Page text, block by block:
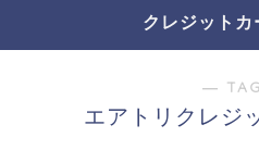
クレジット
―
エアトリクレジ